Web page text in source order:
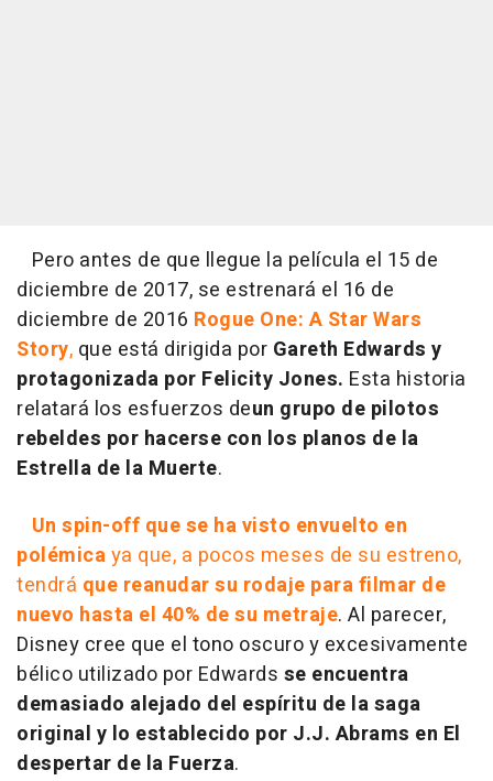
Pero antes de que llegue la película el 15 de
diciembre de 2017, se estrenará el 16 de
diciembre de 2016 Rogue One: A Star Wars
Story, que está dirigida por Gareth Edwards y
protagonizada por Felicity Jones. Esta historia
relatará los esfuerzos deun grupo de pilotos
rebeldes por hacerse con los planos de la
Estrella de la Muerte.
Un spin-off que se ha visto envuelto en
polémicaya que, a pocos meses de su estreno,
tendrá que reanudar su rodaje para filmar de
nuevo hasta el 40% de su metraje. Al parecer,
Disney cree que el tono oscuro y excesivamente
bélico utilizado por Edwards se encuentra
demasiado alejado del espíritu de la saga
original y lo establecido por J.J. Abrams en El
despertar de la Fuerza.